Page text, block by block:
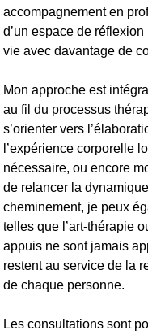
accompagnement en
d’un espace de
vie avec davantage de
Mon approche est
au fil du processus
s’orienter vers
l’expérience corporelle
nécessaire, ou encore
de relancer la
cheminement, je peux
telles que l’art-thérapie
appuis ne sont jamais
restent au service de la
de chaque personne.
Les consultations sont